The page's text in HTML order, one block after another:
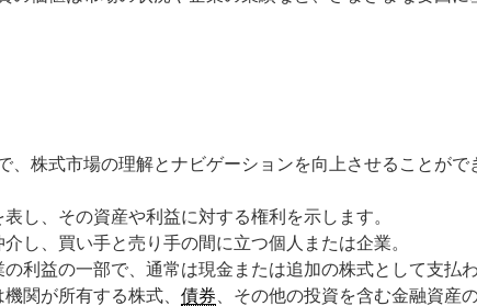
、株式市場の理解とナビゲーションを向上させることがで
し、その資産や利益に対する権利を示します。
し、買い手と売り手の間に立つ個人または企業。
利益の一部で、通常は現金または追加の株式として支払わ
機関が所有する株式、債券 、その他の投資を含む金融資産